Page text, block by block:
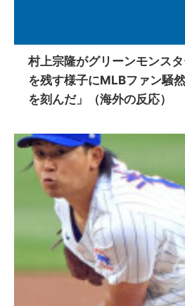
村上宗隆がグリーンモンス
を残す様子にMLBファン騒
を刻んだ」（海外の反応）